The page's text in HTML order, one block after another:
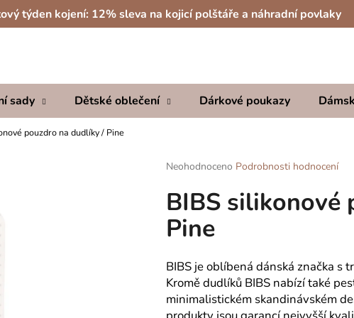
týden kojení: 12% sleva na kojicí polštáře a náhradní povlaky
sady Dětské oblečení Dárkové poukazy
pouzdro na dudlíky / Pine
Průměrné
produktu
je
0,0
z
hvězdiček.
Neohodnoceno Podrobnosti hodnocení
BIBS silikonové
Pine
BIBS je oblíbená dánská značka s
Kromě dudlíků BIBS nabízí také
minimalistickém skandinávském
Co potřebujete najít?